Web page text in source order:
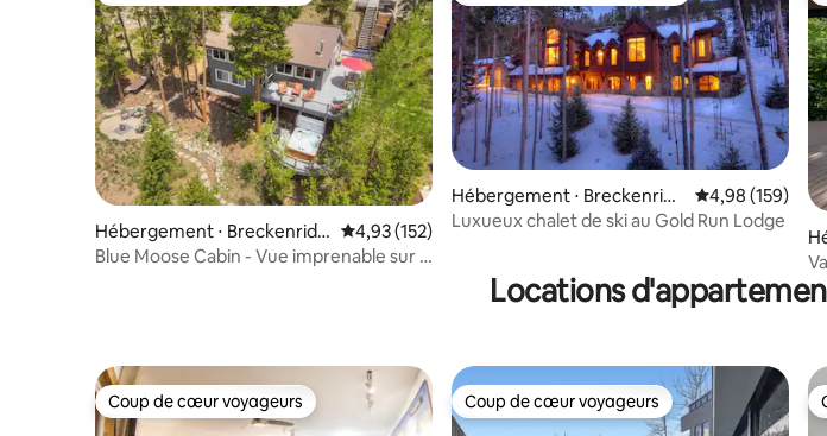
Hébergement ⋅ Breckenridg
e
Évaluation moyenne sur la base de 152 commentaires :
4,93 (152)
Blue Moose Cabin - Vue imprenable sur la
Hébergement ⋅ Breckenridg
e
Évaluation
4,98 (159)
Luxueux chalet de ski au Gold Run Lodge
e
Locations
Coup de cœur voyageurs
Coup de cœur voyageurs Coup de cœur voyageurs
Coup de cœur voyageurs